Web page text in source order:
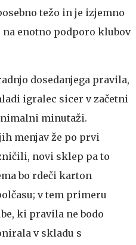
težo in je izjemno
na enotno podporo klubov
dosedanjega pravila,
igralec sicer v začetni
minutaži.
menjav že po prvi
novi sklep pa to
bo rdeči karton
v tem primeru
ki pravila ne bodo
v skladu s